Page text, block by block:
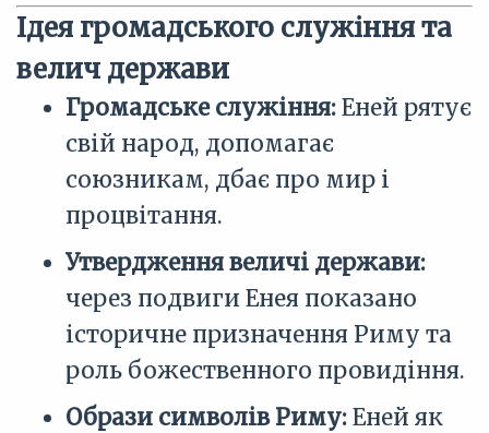
Ідея громадського служіння та
велич держави
Громадське служіння:Еней рятує
свій народ, допомагає
союзникам, дбає про мир і
процвітання.
Утвердження величі держави:
через подвиги Енея показано
історичне призначення Риму та
роль божественного провидіння.
Образи символів Риму:Еней як